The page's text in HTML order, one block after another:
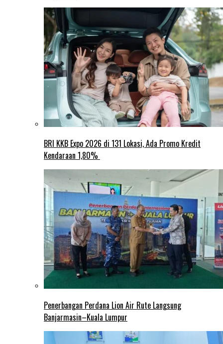
BRI KKB Expo 2026 di 131 Lokasi, Ada Promo Kredit
Kendaraan 1,80%
Penerbangan Perdana Lion Air Rute Langsung
Banjarmasin–Kuala Lumpur